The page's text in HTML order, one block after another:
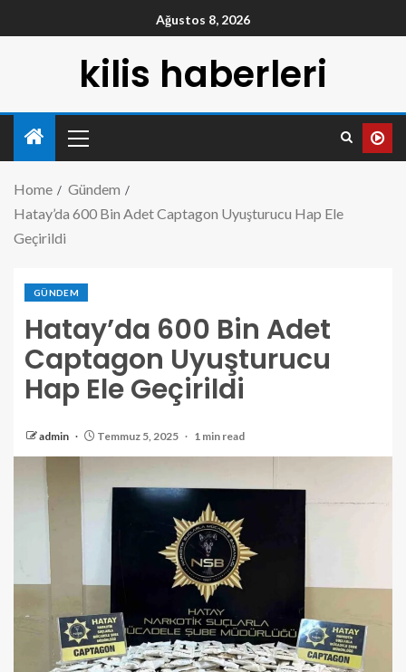
Ağustos 8, 2026
kilis haberleri
Home
Gündem
Hatay’da 600 Bin Adet Captagon Uyuşturucu Hap Ele
Geçirildi
GÜNDEM
Hatay’da 600 Bin Adet
Captagon Uyuşturucu
Hap Ele Geçirildi
admin Temmuz 5, 2025 1 min read